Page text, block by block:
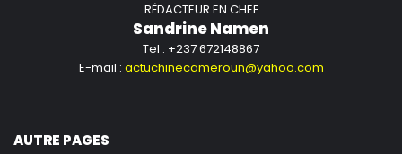
RÉDACTEUR EN CHEF
Sandrine Namen
Tel : +237 672148867
E-mail : actuchinecameroun@yahoo.com
AUTRE PAGES